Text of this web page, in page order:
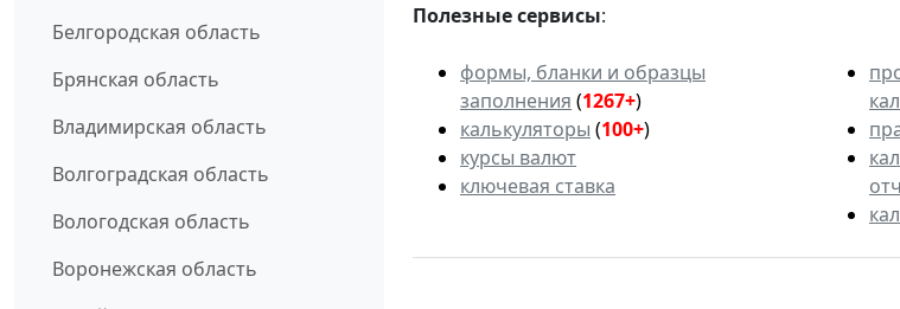
Белгородская область
Брянская область
Владимирская область
Волгоградская область
Вологодская область
Воронежская область
Полезные сервисы:
формы, бланки и образцы
заполнения (1267+)
калькуляторы (100+)
курсы валют
ключевая ставка